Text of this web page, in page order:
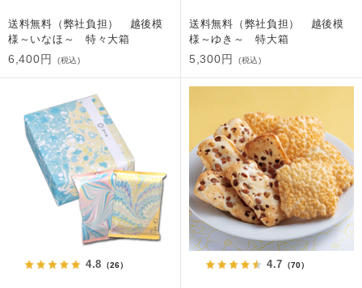
送料無料（弊社負担） 越後模
様～いなほ～ 特々大箱
6,400円 (税込)
送料無料（弊社負担） 越後模
様～ゆき～ 特大箱
5,300円 (税込)
4.8 （26） 4.7 （70）